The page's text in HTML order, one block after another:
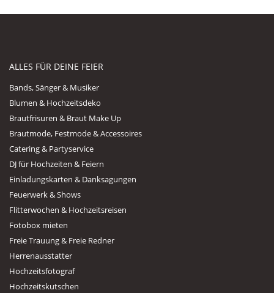
ALLES FÜR DEINE FEIER
Bands, Sänger & Musiker
Blumen & Hochzeitsdeko
Brautfrisuren & Braut Make Up
Brautmode, Festmode & Accessoires
Catering & Partyservice
DJ für Hochzeiten & Feiern
Einladungskarten & Danksagungen
Feuerwerk & Shows
Flitterwochen & Hochzeitsreisen
Fotobox mieten
Freie Trauung & Freie Redner
Herrenausstatter
Hochzeitsfotograf
Hochzeitskutschen